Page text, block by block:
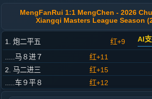
MengFanRui 1:1 MengChen - 2026
Xiangqi Masters League Season
1. 炮二平五 红+9 AI
.....马８进７
红+11
2. 马二进三
红+15
.....车９平８
红+12
3. 兵七进一
红+6